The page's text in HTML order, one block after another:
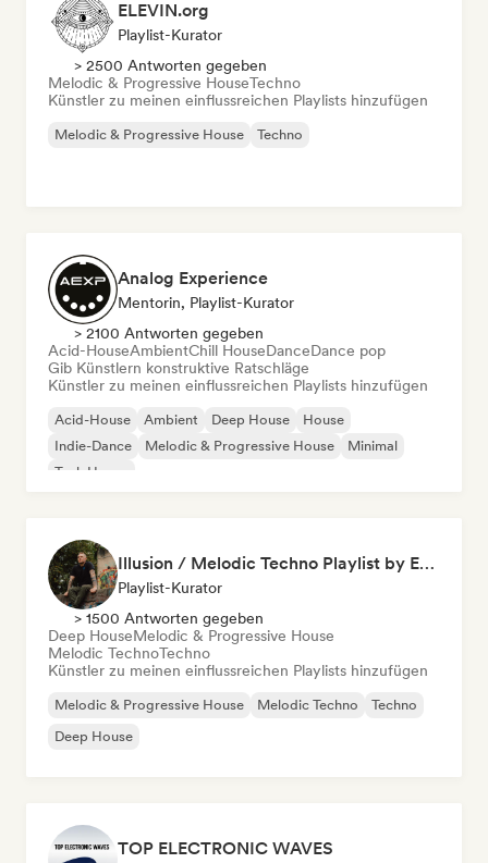
ELEVIN.org
Playlist-Kurator
> 2500 Antworten gegeben
Melodic & Progressive HouseTechno
Künstler zu meinen einflussreichen Playlists hinzufügen
Melodic & Progressive House Techno
Analog Experience
Mentorin, Playlist-Kurator
> 2100 Antworten gegeben
Acid-HouseAmbientChill HouseDanceDance pop
Gib Künstlern konstruktive Ratschläge
Künstler zu meinen einflussreichen Playlists hinzufügen
Acid-House Ambient Deep House
House
Indie-Dance
Melodic & Progressive House
Minimal
Tech House
Illusion / Melodic Techno Playlist by Es.Ka
Playlist-Kurator
> 1500 Antworten gegeben
Deep HouseMelodic & Progressive House
Melodic TechnoTechno
Künstler zu meinen einflussreichen Playlists hinzufügen
Melodic & Progressive House Melodic Techno
Techno
Deep House
TOP ELECTRONIC WAVES